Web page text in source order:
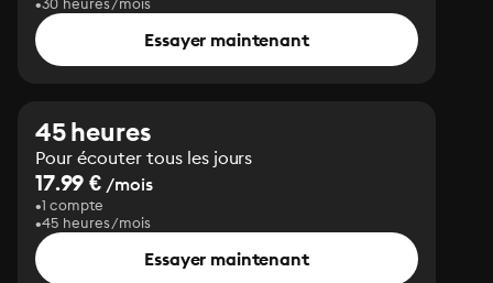
Essayer maintenant
45 heures
Pour écouter tous les jours
17.99 € /mois
1 compte
45 heures/mois
Essayer maintenant